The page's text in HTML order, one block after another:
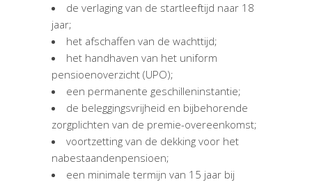
de verlaging van de startleeftijd naar 18
jaar;
het afschaffen van de wachttijd;
het handhaven van het uniform
pensioenoverzicht (UPO);
een permanente geschilleninstantie;
de beleggingsvrijheid en bijbehorende
zorgplichten van de premie-overeenkomst;
voortzetting van de dekking voor het
nabestaandenpensioen;
een minimale termijn van 15 jaar bij